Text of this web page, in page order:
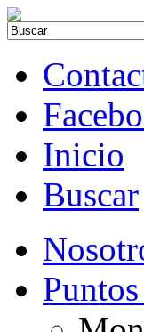
Inicio
Buscar